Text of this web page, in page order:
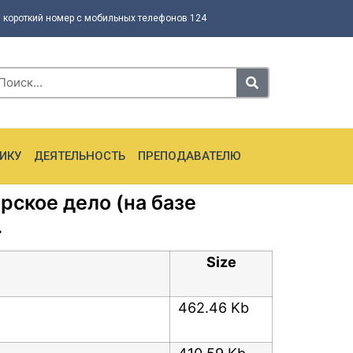
номер с мобильных телефонов 124
ДЕЯТЕЛЬНОСТЬ ПРЕПОДАВАТЕЛЮ
дело (на базе
Size
462.46 Kb